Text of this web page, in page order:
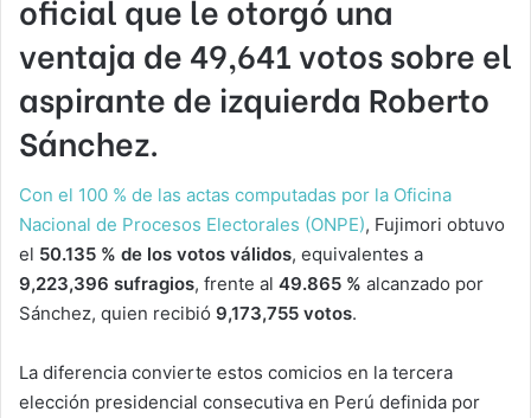
oficial que le otorgó una
ventaja de 49,641 votos sobre el
aspirante de izquierda Roberto
Sánchez.
Con el 100 % de las actas computadas por la Oficina
Nacional de Procesos Electorales (ONPE), Fujimori obtuvo
el 50.135 % de los votos válidos, equivalentes a
9,223,396 sufragios, frente al 49.865 % alcanzado por
Sánchez, quien recibió 9,173,755 votos.
La diferencia convierte estos comicios en la tercera
elección presidencial consecutiva en Perú definida por